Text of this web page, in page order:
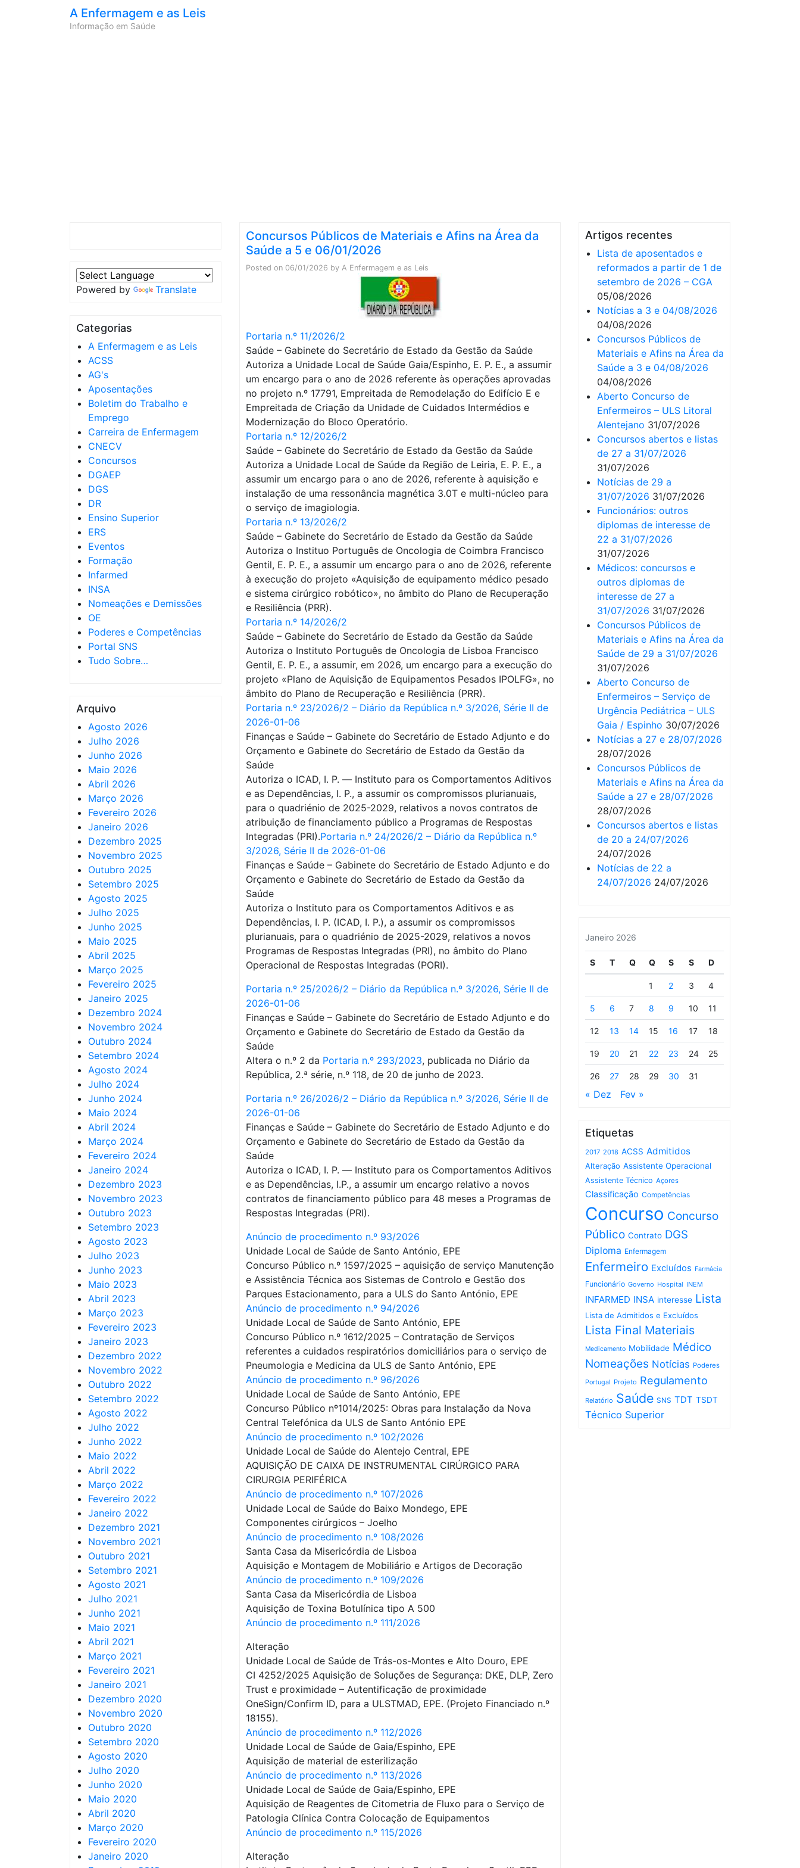
A Enfermagem e as Leis
Informação em Saúde
Powered by Translate
Categorias
A Enfermagem e as Leis
ACSS
AG's
Aposentações
Boletim do Trabalho e
Emprego
Carreira de Enfermagem
CNECV
Concursos
DGAEP
DGS
DR
Ensino Superior
ERS
Eventos
Formação
Infarmed
INSA
Nomeações e Demissões
OE
Poderes e Competências
Portal SNS
Tudo Sobre…
Arquivo
Agosto 2026
Julho 2026
Junho 2026
Maio 2026
Abril 2026
Março 2026
Fevereiro 2026
Janeiro 2026
Dezembro 2025
Novembro 2025
Outubro 2025
Setembro 2025
Agosto 2025
Julho 2025
Junho 2025
Maio 2025
Abril 2025
Março 2025
Fevereiro 2025
Janeiro 2025
Dezembro 2024
Novembro 2024
Outubro 2024
Setembro 2024
Agosto 2024
Julho 2024
Junho 2024
Maio 2024
Abril 2024
Março 2024
Fevereiro 2024
Janeiro 2024
Dezembro 2023
Novembro 2023
Outubro 2023
Setembro 2023
Agosto 2023
Julho 2023
Junho 2023
Maio 2023
Abril 2023
Março 2023
Fevereiro 2023
Janeiro 2023
Dezembro 2022
Novembro 2022
Outubro 2022
Setembro 2022
Agosto 2022
Julho 2022
Junho 2022
Maio 2022
Abril 2022
Março 2022
Fevereiro 2022
Janeiro 2022
Dezembro 2021
Novembro 2021
Outubro 2021
Setembro 2021
Agosto 2021
Julho 2021
Junho 2021
Maio 2021
Abril 2021
Março 2021
Fevereiro 2021
Janeiro 2021
Dezembro 2020
Novembro 2020
Outubro 2020
Setembro 2020
Agosto 2020
Julho 2020
Junho 2020
Maio 2020
Abril 2020
Março 2020
Fevereiro 2020
Janeiro 2020
Concursos Públicos de Materiais e Afins na Área da
Saúde a 5 e 06/01/2026
Posted on 06/01/2026 by A Enfermagem e as Leis
Portaria n.º 11/2026/2
Saúde – Gabinete do Secretário de Estado da Gestão da Saúde
Autoriza a Unidade Local de Saúde Gaia/Espinho, E. P. E., a assumir
um encargo para o ano de 2026 referente às operações aprovadas
no projeto n.º 17791, Empreitada de ­Remodelação do Edifício E e
Empreitada de Criação da Unidade de Cuidados Intermédios e
Modernização do Bloco Operatório.
Portaria n.º 12/2026/2
Saúde – Gabinete do Secretário de Estado da Gestão da Saúde
Autoriza a Unidade Local de Saúde da Região de Leiria, E. P. E., a
assumir um encargo para o ano de 2026, referente à aquisição e
instalação de uma ressonância magnética 3.0T e multi-núcleo para
o serviço de imagiologia.
Portaria n.º 13/2026/2
Saúde – Gabinete do Secretário de Estado da Gestão da Saúde
Autoriza o Instituo Português de Oncologia de Coimbra Francisco
Gentil, E. P. E., a assumir um encargo para o ano de 2026, referente
à execução do projeto «Aquisição de equipamento médico pesado
e sistema cirúrgico robótico», no âmbito do Plano de Recuperação
e Resiliência (PRR).
Portaria n.º 14/2026/2
Saúde – Gabinete do Secretário de Estado da Gestão da Saúde
Autoriza o Instituto Português de Oncologia de Lisboa Francisco
Gentil, E. P. E., a assumir, em 2026, um encargo para a execução do
projeto «Plano de Aquisição de Equipamentos Pesados IPOLFG», no
âmbito do Plano de Recuperação e Resiliência (PRR).
Portaria n.º 23/2026/2 – Diário da República n.º 3/2026, Série II de
2026-01-06
Finanças e Saúde – Gabinete do Secretário de Estado Adjunto e do
Orçamento e Gabinete do Secretário de Estado da Gestão da
Saúde
Autoriza o ICAD, I. P. ― Instituto para os Comportamentos Aditivos
e as Dependências, I. P., a assumir os compromissos plurianuais,
para o quadriénio de 2025-2029, relativos a novos contratos de
atribuição de financiamento público a Programas de Respostas
Integradas (PRI).Portaria n.º 24/2026/2 – Diário da República n.º
3/2026, Série II de 2026-01-06
Finanças e Saúde – Gabinete do Secretário de Estado Adjunto e do
Orçamento e Gabinete do Secretário de Estado da Gestão da
Saúde
Autoriza o Instituto para os Comportamentos Aditivos e as
Dependências, I. P. (ICAD, I. P.), a assumir os compromissos
plurianuais, para o quadriénio de 2025-2029, relativos a novos
Programas de Respostas Integradas (PRI), no âmbito do Plano
Operacional de Respostas Integradas (PORI).
Portaria n.º 25/2026/2 – Diário da República n.º 3/2026, Série II de
2026-01-06
Finanças e Saúde – Gabinete do Secretário de Estado Adjunto e do
Orçamento e Gabinete do Secretário de Estado da Gestão da
Saúde
Altera o n.º 2 da Portaria n.º 293/2023, publicada no Diário da
República, 2.ª série, n.º 118, de 20 de junho de 2023.
Portaria n.º 26/2026/2 – Diário da República n.º 3/2026, Série II de
2026-01-06
Finanças e Saúde – Gabinete do Secretário de Estado Adjunto e do
Orçamento e Gabinete do Secretário de Estado da Gestão da
Saúde
Autoriza o ICAD, I. P. ― Instituto para os Comportamentos Aditivos
e as Dependências, I.P., a assumir um encargo relativo a novos
contratos de financiamento público para 48 meses a Programas de
Respostas Integradas (PRI).
Anúncio de procedimento n.º 93/2026
Unidade Local de Saúde de Santo António, EPE
Concurso Público n.º 1597/2025 – aquisição de serviço Manutenção
e Assistência Técnica aos Sistemas de Controlo e Gestão dos
Parques Estacionamento, para a ULS do Santo António, EPE
Anúncio de procedimento n.º 94/2026
Unidade Local de Saúde de Santo António, EPE
Concurso Público n.º 1612/2025 – Contratação de Serviços
referentes a cuidados respiratórios domiciliários para o serviço de
Pneumologia e Medicina da ULS de Santo António, EPE
Anúncio de procedimento n.º 96/2026
Unidade Local de Saúde de Santo António, EPE
Concurso Público nº1014/2025: Obras para Instalação da Nova
Central Telefónica da ULS de Santo António EPE
Anúncio de procedimento n.º 102/2026
Unidade Local de Saúde do Alentejo Central, EPE
AQUISIÇÃO DE CAIXA DE INSTRUMENTAL CIRÚRGICO PARA
CIRURGIA PERIFÉRICA
Anúncio de procedimento n.º 107/2026
Unidade Local de Saúde do Baixo Mondego, EPE
Componentes cirúrgicos – Joelho
Anúncio de procedimento n.º 108/2026
Santa Casa da Misericórdia de Lisboa
Aquisição e Montagem de Mobiliário e Artigos de Decoração
Anúncio de procedimento n.º 109/2026
Santa Casa da Misericórdia de Lisboa
Aquisição de Toxina Botulínica tipo A 500
Anúncio de procedimento n.º 111/2026
Alteração
Unidade Local de Saúde de Trás-os-Montes e Alto Douro, EPE
CI 4252/2025 Aquisição de Soluções de Segurança: DKE, DLP, Zero
Trust e proximidade – Autentificação de proximidade
OneSign/Confirm ID, para a ULSTMAD, EPE. (Projeto Financiado n.º
18155).
Anúncio de procedimento n.º 112/2026
Unidade Local de Saúde de Gaia/Espinho, EPE
Aquisição de material de esterilização
Anúncio de procedimento n.º 113/2026
Unidade Local de Saúde de Gaia/Espinho, EPE
Aquisição de Reagentes de Citometria de Fluxo para o Serviço de
Patologia Clínica Contra Colocação de Equipamentos
Anúncio de procedimento n.º 115/2026
Alteração
Artigos recentes
Lista de aposentados e
reformados a partir de 1 de
setembro de 2026 – CGA
05/08/2026
Notícias a 3 e 04/08/2026
04/08/2026
Concursos Públicos de
Materiais e Afins na Área da
Saúde a 3 e 04/08/2026
04/08/2026
Aberto Concurso de
Enfermeiros – ULS Litoral
Alentejano 31/07/2026
Concursos abertos e listas
de 27 a 31/07/2026
31/07/2026
Notícias de 29 a
31/07/2026 31/07/2026
Funcionários: outros
diplomas de interesse de
22 a 31/07/2026
31/07/2026
Médicos: concursos e
outros diplomas de
interesse de 27 a
31/07/2026 31/07/2026
Concursos Públicos de
Materiais e Afins na Área da
Saúde de 29 a 31/07/2026
31/07/2026
Aberto Concurso de
Enfermeiros – Serviço de
Urgência Pediátrica – ULS
Gaia / Espinho 30/07/2026
Notícias a 27 e 28/07/2026
28/07/2026
Concursos Públicos de
Materiais e Afins na Área da
Saúde a 27 e 28/07/2026
28/07/2026
Concursos abertos e listas
de 20 a 24/07/2026
24/07/2026
Notícias de 22 a
24/07/2026 24/07/2026
Janeiro 2026
S T Q Q S S D
1 2 3 4
5 6 7 8 9 10 11
12 13 14 15 16 17 18
19 20 21 22 23 24 25
26 27 28 29 30 31
« Dez Fev »
Etiquetas
2017 2018 ACSS Admitidos
Alteração Assistente Operacional
Assistente Técnico Açores
Classificação Competências
Concurso Concurso
Público Contrato DGS
Diploma Enfermagem
Enfermeiro Excluídos Farmácia
Funcionário Governo Hospital INEM
INFARMED INSA interesse Lista
Lista de Admitidos e Excluídos
Lista Final Materiais
Medicamento Mobilidade Médico
Nomeações Notícias Poderes
Portugal Projeto Regulamento
Relatório Saúde SNS TDT TSDT
Técnico Superior